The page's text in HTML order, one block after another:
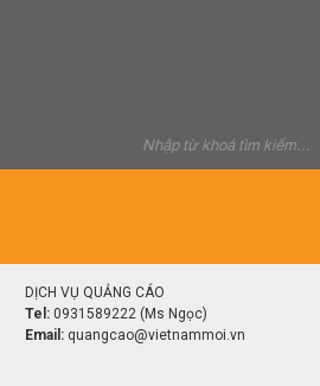
DỊCH VỤ QUẢNG CÁO
Tel: 0931589222 (Ms Ngọc)
Email: quangcao@vietnammoi.vn